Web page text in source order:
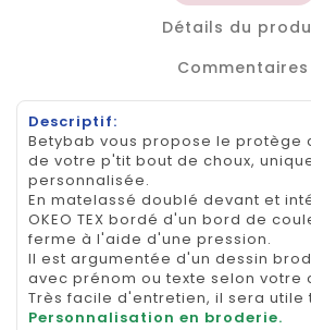
Détails du
Commentaires
Descriptif:
Betybab vous propose le protège
de votre p'tit bout de choux,
personnalisée.
En matelassé doublé devant et
OKEO TEX bordé d'un bord de
ferme à l'aide d'une pression.
Il est argumentée d'un dessin
avec prénom ou texte selon votre
Très facile d'entretien, il sera utile
Personnalisation en broderie.